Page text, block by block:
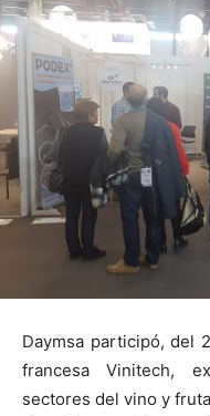
Daymsa participó, del
francesa Vinitech,
sectores del vino y